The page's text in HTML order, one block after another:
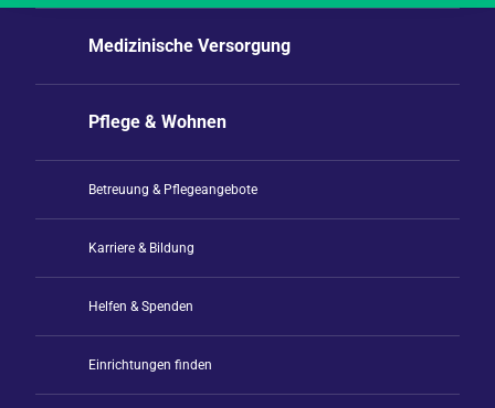
Medizinische Versorgung
Pflege & Wohnen
Betreuung & Pflegeangebote
Karriere & Bildung
Helfen & Spenden
Einrichtungen finden